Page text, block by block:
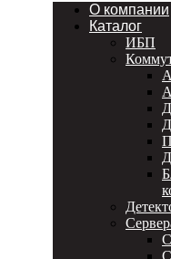
О компании
Каталог
ИБП